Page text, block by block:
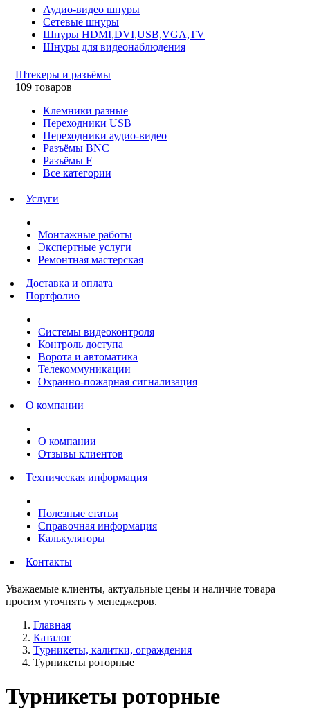
Аудио-видео шнуры
Сетевые шнуры
Шнуры HDMI,DVI,USB,VGA,TV
Шнуры для видеонаблюдения
Штекеры и разъёмы
109 товаров
Клемники разные
Переходники USB
Переходники аудио-видео
Разъёмы BNC
Разъёмы F
Все категории
Услуги
Монтажные работы
Экспертные услуги
Ремонтная мастерская
Доставка и оплата
Портфолио
Системы видеоконтроля
Контроль доступа
Ворота и автоматика
Телекоммуникации
Охранно-пожарная сигнализация
О компании
О компании
Отзывы клиентов
Техническая информация
Полезные статьи
Справочная информация
Калькуляторы
Контакты
Уважаемые клиенты, актуальные цены и наличие товара
просим уточнять у менеджеров.
Главная
Каталог
Турникеты, калитки, ограждения
Турникеты роторные
Турникеты роторные